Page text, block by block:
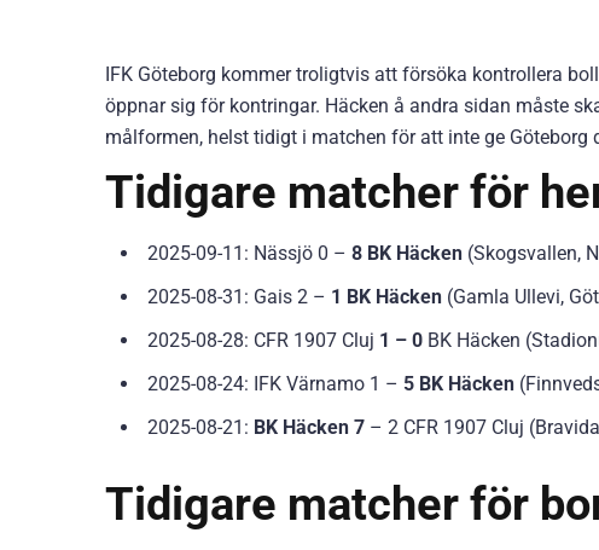
IFK Göteborg kommer troligtvis att försöka kontrollera
öppnar sig för kontringar. Häcken å andra sidan måste
målformen, helst tidigt i matchen för att inte ge Göteborg
Tidigare matcher för
2025-09-11: Nässjö 0 – 8 BK Häcken (Skogsvallen,
2025-08-31: Gais 2 – 1 BK Häcken (Gamla Ullevi,
2025-08-28: CFR 1907 Cluj 1 – 0 BK Häcken
2025-08-24: IFK Värnamo 1 – 5 BK Häcken
2025-08-21: BK Häcken 7 – 2 CFR 1907 Cluj
Tidigare matcher för